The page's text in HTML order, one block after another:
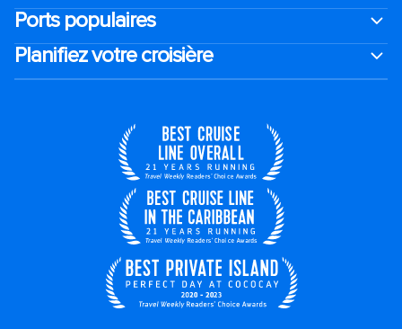
Ports populaires
Planifiez votre croisière